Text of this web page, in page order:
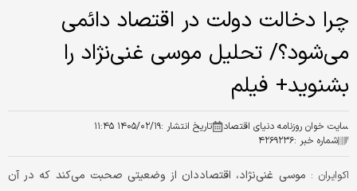
چرا دخالت دولت در اقتصاد دائمی
می‌شود؟/ تحلیل موسی غنی‌نژاد را
بشنوید+ فیلم
سایت خوان روزنامه دنیای اقتصاد تاریخ انتشار :۱۴۰۵/۰۲/۱۹ ۱۱:۴۵
شماره خبر :۴۲۶۹۲۳۶
اکوایران : موسی غنی‌نژاد، اقتصاددان از وضعیتی صحبت می‌کند که در آن